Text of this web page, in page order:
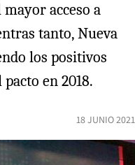
acceso a
tanto, Nueva
los positivos
en 2018.
18 JUNIO 2021